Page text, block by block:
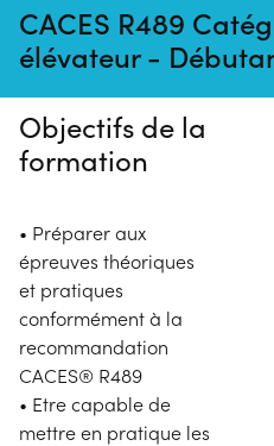
CACES R489
élévateur -
Pas de session
ce moment
Objectifs de la
formation
• Préparer aux
épreuves théoriques
et pratiques
conformément à la
recommandation
CACES® R489
• Etre capable de
mettre en pratique les